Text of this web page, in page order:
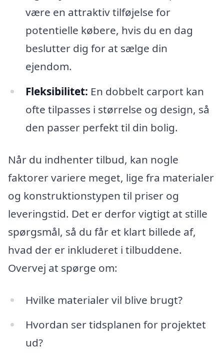
være en attraktiv tilføjelse for
potentielle købere, hvis du en dag
beslutter dig for at sælge din
ejendom.
Fleksibilitet: En dobbelt carport kan
ofte tilpasses i størrelse og design, så
den passer perfekt til din bolig.
Når du indhenter tilbud, kan nogle
faktorer variere meget, lige fra materialer
og konstruktionstypen til priser og
leveringstid. Det er derfor vigtigt at stille
spørgsmål, så du får et klart billede af,
hvad der er inkluderet i tilbuddene.
Overvej at spørge om:
Hvilke materialer vil blive brugt?
Hvordan ser tidsplanen for projektet
ud?